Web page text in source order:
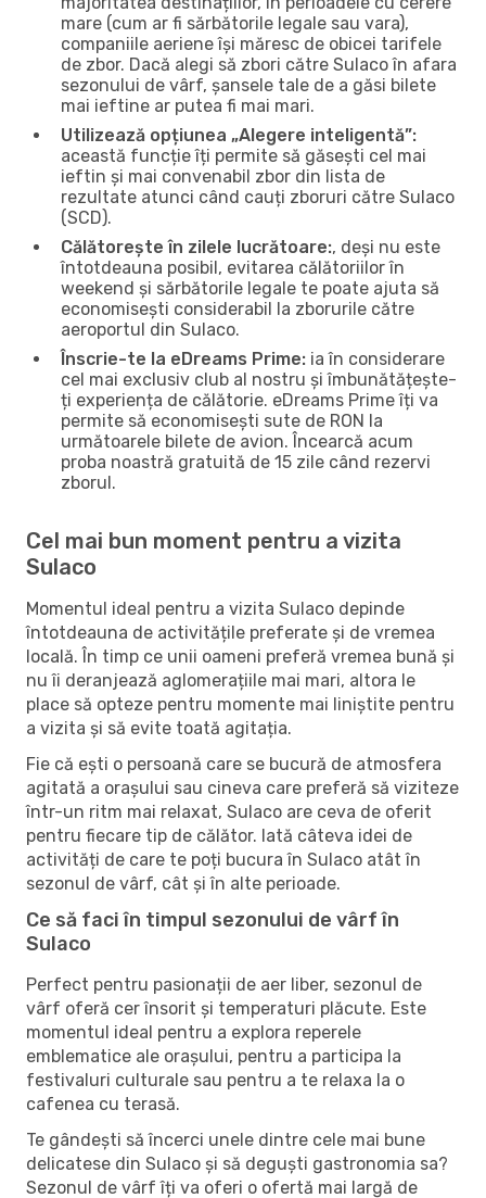
mare (cum ar fi sărbătorile legale sau vara),
companiile aeriene își măresc de obicei tarifele
de zbor. Dacă alegi să zbori către Sulaco în afara
sezonului de vârf, șansele tale de a găsi bilete
mai ieftine ar putea fi mai mari.
Utilizează opțiunea „Alegere inteligentă”:
această funcție îți permite să găsești cel mai
ieftin și mai convenabil zbor din lista de
rezultate atunci când cauți zboruri către Sulaco
(SCD).
Călătorește în zilele lucrătoare:, deși nu este
întotdeauna posibil, evitarea călătoriilor în
weekend și sărbătorile legale te poate ajuta să
economisești considerabil la zborurile către
aeroportul din Sulaco.
Înscrie-te la eDreams Prime: ia în considerare
cel mai exclusiv club al nostru și îmbunătățește-
ți experiența de călătorie. eDreams Prime îți va
permite să economisești sute de RON la
următoarele bilete de avion. Încearcă acum
proba noastră gratuită de 15 zile când rezervi
zborul.
Cel mai bun moment pentru a vizita
Sulaco
Momentul ideal pentru a vizita Sulaco depinde
întotdeauna de activitățile preferate și de vremea
locală. În timp ce unii oameni preferă vremea bună și
nu îi deranjează aglomerațiile mai mari, altora le
place să opteze pentru momente mai liniștite pentru
a vizita și să evite toată agitația.
Fie că ești o persoană care se bucură de atmosfera
agitată a orașului sau cineva care preferă să viziteze
într-un ritm mai relaxat, Sulaco are ceva de oferit
pentru fiecare tip de călător. Iată câteva idei de
activități de care te poți bucura în Sulaco atât în ​​
sezonul de vârf, cât și în alte perioade.
Ce să faci în timpul sezonului de vârf în
Sulaco
Perfect pentru pasionații de aer liber, sezonul de
vârf oferă cer însorit și temperaturi plăcute. Este
momentul ideal pentru a explora reperele
emblematice ale orașului, pentru a participa la
festivaluri culturale sau pentru a te relaxa la o
cafenea cu terasă.
Te gândești să încerci unele dintre cele mai bune
delicatese din Sulaco și să deguști gastronomia sa?
Sezonul de vârf îți va oferi o ofertă mai largă de